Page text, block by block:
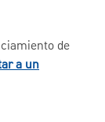
de
a un